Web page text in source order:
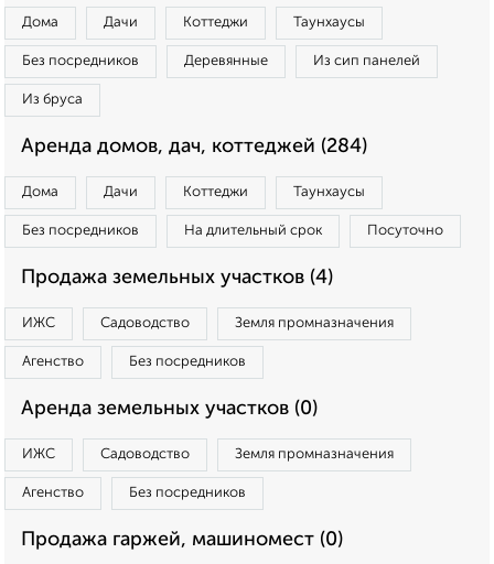
Дома Дачи Коттеджи Таунхаусы
Без посредников Деревянные Из сип панелей
Из бруса
Аренда домов, дач, коттеджей (284)
Дома Дачи Коттеджи Таунхаусы
Без посредников На длительный срок Посуточно
Продажа земельных участков (4)
ИЖС Садоводство Земля промназначения
Агенство Без посредников
Аренда земельных участков (0)
ИЖС Садоводство Земля промназначения
Агенство Без посредников
Продажа гаржей, машиномест (0)